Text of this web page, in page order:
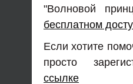
"Волновой
бесплатном
Если хотите
просто
ссылке